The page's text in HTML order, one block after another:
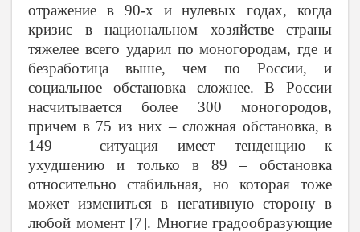
отражение в 90-х и нулевых годах, когда
кризис в национальном хозяйстве страны
тяжелее всего ударил по моногородам, где и
безработица выше, чем по России, и
социальное обстановка сложнее. В России
насчитывается более 300 моногородов,
причем в 75 из них – сложная обстановка, в
149 – ситуация имеет тенденцию к
ухудшению и только в 89 – обстановка
относительно стабильная, но которая тоже
может измениться в негативную сторону в
любой момент [7]. Многие градообразующие